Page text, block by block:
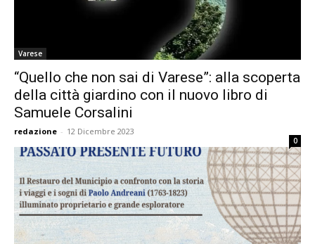
Varese
“Quello che non sai di Varese”: alla scoperta
della città giardino con il nuovo libro di
Samuele Corsalini
redazione - 12 Dicembre 2023
0